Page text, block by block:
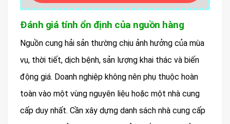
Đánh giá tính ổn định của nguồn hàng
Nguồn cung hải sản thường chịu ảnh hưởng của mùa
vụ, thời tiết, dịch bệnh, sản lượng khai thác và biến
động giá. Doanh nghiệp không nên phụ thuộc hoàn
toàn vào một vùng nguyên liệu hoặc một nhà cung
cấp duy nhất. Cần xây dựng danh sách nhà cung cấp